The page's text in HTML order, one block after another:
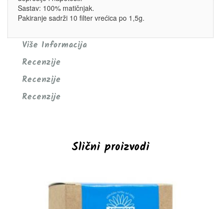
Sastav: 100% matičnjak.
Pakiranje sadrži 10 filter vrećica po 1,5g.
Više Informacija
Recenzije
Recenzije
Recenzije
Slični proizvodi